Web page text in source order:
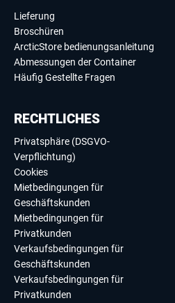
Lieferung
Broschüren
ArcticStore bedienungsanleitung
Abmessungen der Container
Häufig Gestellte Fragen
RECHTLICHES
Privatsphäre (DSGVO-
Verpflichtung)
Cookies
Mietbedingungen für
Geschäftskunden
Mietbedingungen für
Privatkunden
Verkaufsbedingungen für
Geschäftskunden
Verkaufsbedingungen für
Privatkunden